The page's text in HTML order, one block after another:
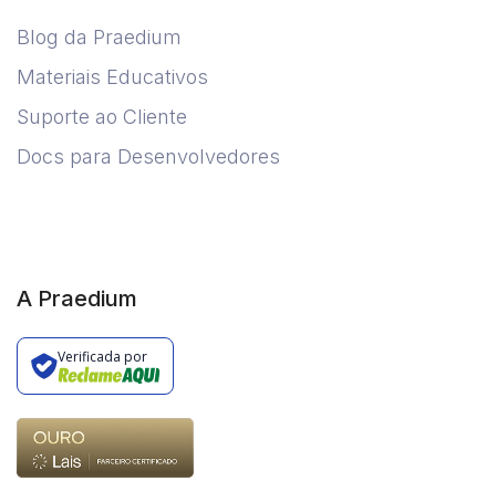
Blog da Praedium
Materiais Educativos
Suporte ao Cliente
Docs para Desenvolvedores
A Praedium
Verificada por